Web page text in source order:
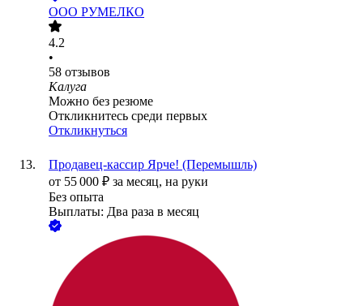
ООО РУМЕЛКО
4.2
•
58 отзывов
Калуга
Можно без резюме
Откликнитесь среди первых
Откликнуться
Продавец-кассир Ярче! (Перемышль)
от 55 000 ₽ за месяц, на руки
Без опыта
Выплаты: Два раза в месяц